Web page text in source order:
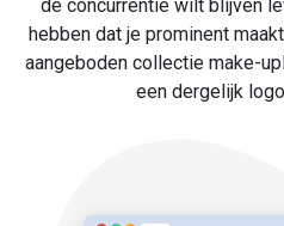
de concurrentie wilt blijven
hebben dat je prominent
aangeboden collectie make-
een dergelijk